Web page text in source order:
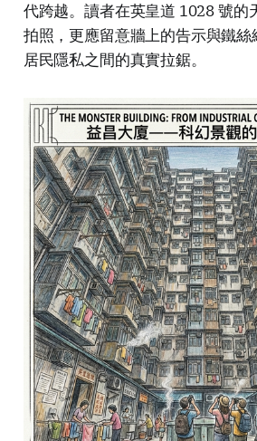
代跨越。讀者在英皇道 1028 號的
拍照，更應留意牆上的告示與鐵
居民隱私之間的真實拉鋸。